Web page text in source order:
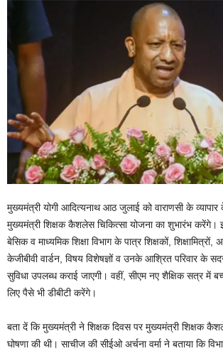
मुख्यमंत्री योगी आदित्यनाथ आठ जुलाई को वाराणसी के
मुख्यमंत्री शिक्षक कैशलेस चिकित्सा योजना का शुभारंभ करेंगे।
बेसिक व माध्यमिक शिक्षा विभाग के पात्र शिक्षकों, शिक्षामित्रों,
केजीबीवी वार्डन, विषय विशेषज्ञों व उनके आश्रित परिवार के
सुविधा उपलब्ध कराई जाएगी। वहीं, सीएम नए शैक्षिक सत्र में
लिए पैसे भी डीबीटी करेंगे।
बता दें कि मुख्यमंत्री ने शिक्षक दिवस पर मुख्यमंत्री शिक्षक
घोषणा की थी। साचीज की सीईओ अर्चना वर्मा ने बताया कि